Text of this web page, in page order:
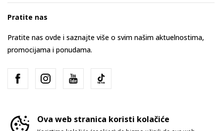
Pratite nas
Pratite nas ovde i saznajte više o svim našim aktuelnostima,
promocijama i ponudama.
Ova web stranica koristi kolačiće